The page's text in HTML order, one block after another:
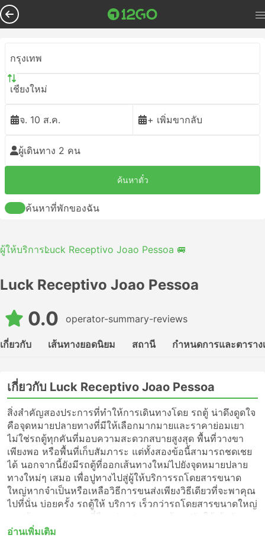
กรุงเทพ
เชียงใหม่
จ. 10 ส.ค. + เพิ่มขากลับ
ผู้เดินทาง 2 คน
ค้นหาตั๋ว
ค้นหาที่พักของฉัน
ผู้ให้บริการLuck Receptivo Joao Pessoa 🚐
Luck Receptivo Joao Pessoa
0.0 operator-summary-reviews
เกี่ยวกับ เส้นทางยอดนิยม สถานี กำหนดการและตาราง
เกี่ยวกับ Luck Receptivo Joao Pessoa
สิ่งสำคัญสองประการที่ทำให้การเดินทางโดย รถตู้ น่าดึงดูดใจ
คือจุดหมายปลายทางที่มีให้เลือกมากมายและราคาย่อมเยา
ไม่ใช่รถตู้ทุกคันที่มอบความสะดวกสบายสูงสุด พื้นที่วางขา
เพียงพอ หรือพื้นที่เก็บสัมภาระ แต่ทั้งสองข้อนี้สามารถชดเชย
ได้ นอกจากนี้ยังมีรถตู้ที่ออกเส้นทางใหม่ไปยังจุดหมายปลาย
ทางใหม่ๆ เสมอ เพื่อปูทางไปสู่ผู้ให้บริการรถโดยสารขนาด
ใหญ่หากจำเป็นหรือเหลือวิธีการขนส่งเพียงวิธีเดียวที่จะพาคุณ
ไปที่นั่น บ่อยครั้ง รถตู้ให้ บริการ เร็วกว่ารถโดยสารขนาดใหญ่
ความต้องการของนักเดินทางในแง่ของตารางเวลา หากมี
อ่านเพิ่มเติม